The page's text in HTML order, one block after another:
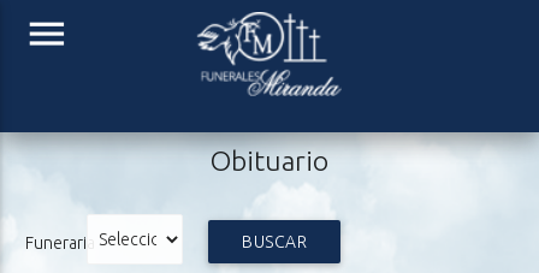
menu
Obituario
Funeraria BUSCAR